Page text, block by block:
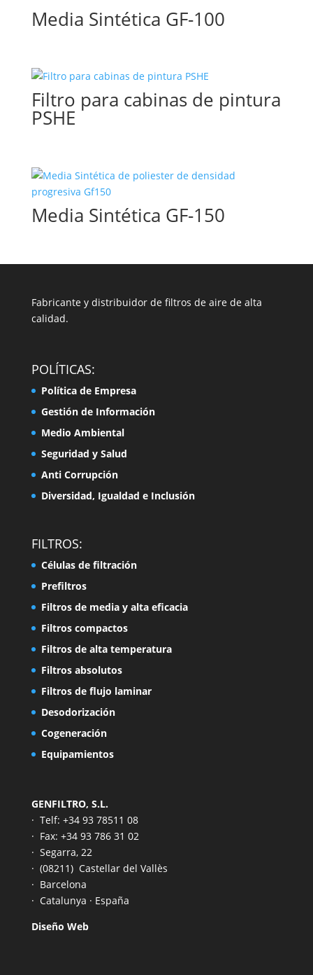
Media Sintética GF-100
Filtro para cabinas de pintura
PSHE
Media Sintética GF-150
Fabricante y distribuidor de filtros de aire de alta
calidad.
POLÍTICAS:
Política de Empresa
Gestión de Información
Medio Ambiental
Seguridad y Salud
Anti Corrupción
Diversidad, Igualdad e Inclusión
FILTROS:
Células de filtración
Prefiltros
Filtros de media y alta eficacia
Filtros compactos
Filtros de alta temperatura
Filtros absolutos
Filtros de flujo laminar
Desodorización
Cogeneración
Equipamientos
GENFILTRO, S.L.
· Telf: +34 93 78511 08
· Fax: +34 93 786 31 02
· Segarra, 22
· (08211) Castellar del Vallès
· Barcelona
· Catalunya · España
Diseño Web